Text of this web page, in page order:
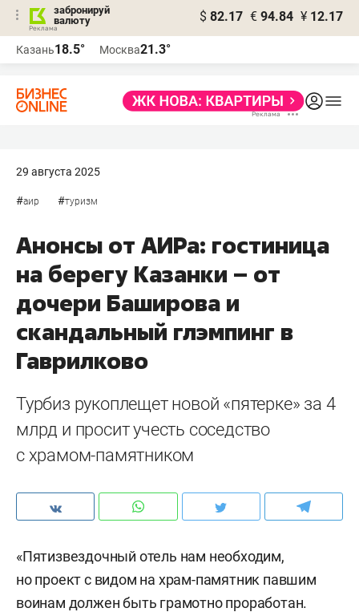
забронируй
валюту
$ 82.17 € 94.84 ¥ 12.17
Казань18.5° Москва21.3°
29 августа 2025
#аир #туризм
Анонсы от АИРа: гостиница
на берегу Казанки – от
дочери Баширова и
скандальный глэмпинг в
Гаврилково
Турбиз рукоплещет новой «пятерке» за 4
млрд и просит учесть соседство
с храмом-памятником
«Пятизвездочный отель нам необходим,
но проект с видом на храм-памятник павшим
воинам должен быть грамотно проработан.